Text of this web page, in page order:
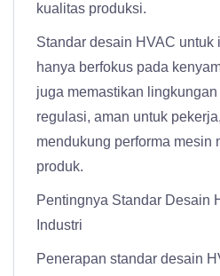
kualitas produksi.
Standar desain HVAC untuk
hanya berfokus pada
juga memastikan
regulasi, aman untuk
mendukung performa mesin
produk.
Pentingnya Standar Desain
Industri
Penerapan standar desain